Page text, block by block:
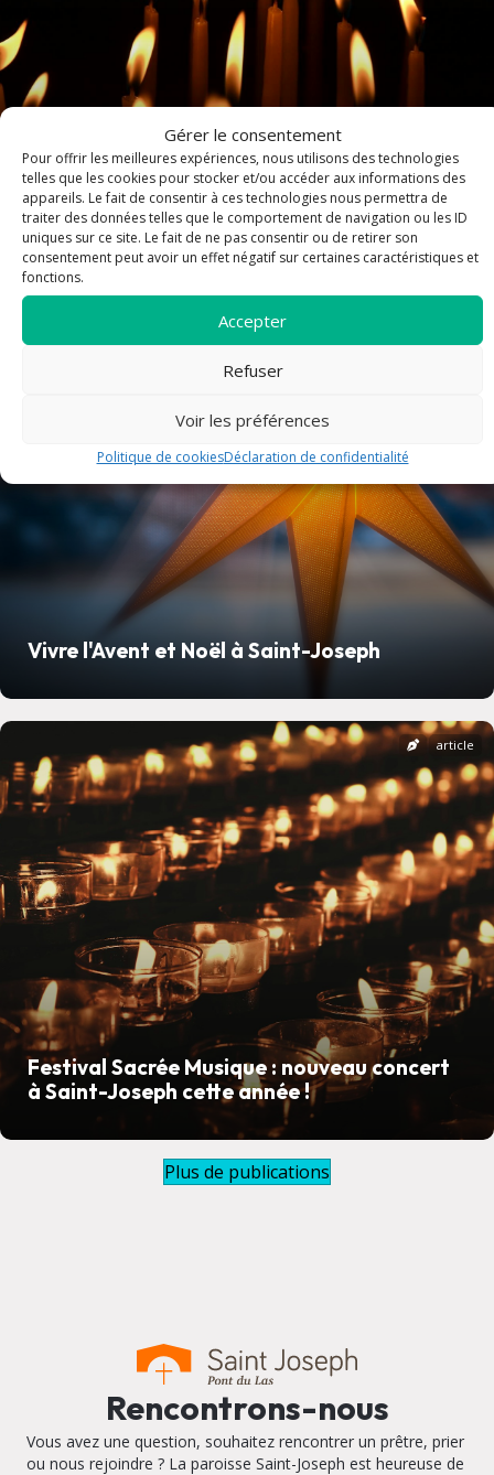
Gérer le consentement
Pour offrir les meilleures expériences, nous utilisons des technologies
telles que les cookies pour stocker et/ou accéder aux informations des
appareils. Le fait de consentir à ces technologies nous permettra de
traiter des données telles que le comportement de navigation ou les ID
uniques sur ce site. Le fait de ne pas consentir ou de retirer son
consentement peut avoir un effet négatif sur certaines caractéristiques et
fonctions.
Accepter
Refuser
Voir les préférences
Politique de cookiesDéclaration de confidentialité
Horaires de la Semaine Sainte et de Pâques
Vivre l'Avent et Noël à Saint-Joseph
Festival Sacrée Musique : nouveau concert
à Saint-Joseph cette année !
article
Plus de publications
Rencontrons-nous
Vous avez une question, souhaitez rencontrer un prêtre, prier
ou nous rejoindre ? La paroisse Saint-Joseph est heureuse de